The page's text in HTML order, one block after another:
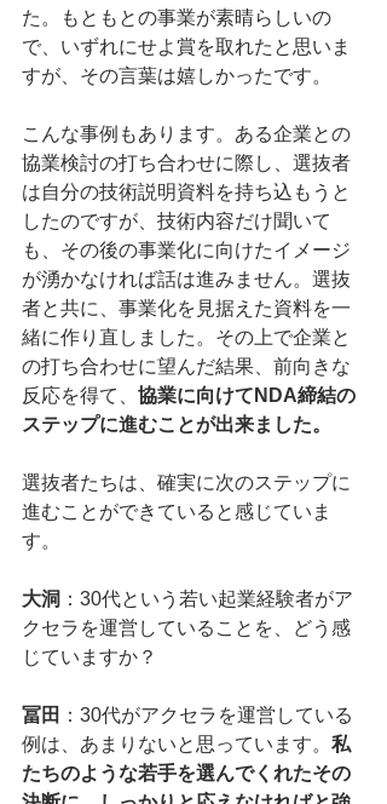
た。もともとの事業が素晴らしいの
で、いずれにせよ賞を取れたと思いま
すが、その言葉は嬉しかったです。
こんな事例もあります。ある企業との
協業検討の打ち合わせに際し、選抜者
は自分の技術説明資料を持ち込もうと
したのですが、技術内容だけ聞いて
も、その後の事業化に向けたイメージ
が湧かなければ話は進みません。選抜
者と共に、事業化を見据えた資料を一
緒に作り直しました。その上で企業と
の打ち合わせに望んだ結果、前向きな
反応を得て、 協業に向けてNDA締結の
ステップに進むことが出来ました。
選抜者たちは、確実に次のステップに
進むことができていると感じていま
す。
大洞 ：30代という若い起業経験者がア
クセラを運営していることを、どう感
じていますか？
冨田 ：30代がアクセラを運営している
例は、あまりないと思っています。 私
たちのような若手を選んでくれたその